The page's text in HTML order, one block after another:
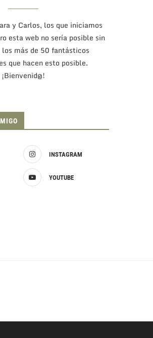
y Carlos, los que iniciamos
esta web no sería posible sin
más de 50 fantásticos
que hacen esto posible.
¡Bienvenid@!
INSTAGRAM
YOUTUBE